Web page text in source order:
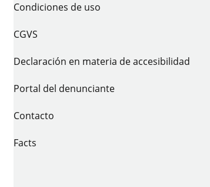
Condiciones de uso
CGVS
Declaración en materia de accesibilidad
Portal del denunciante
Contacto
Facts